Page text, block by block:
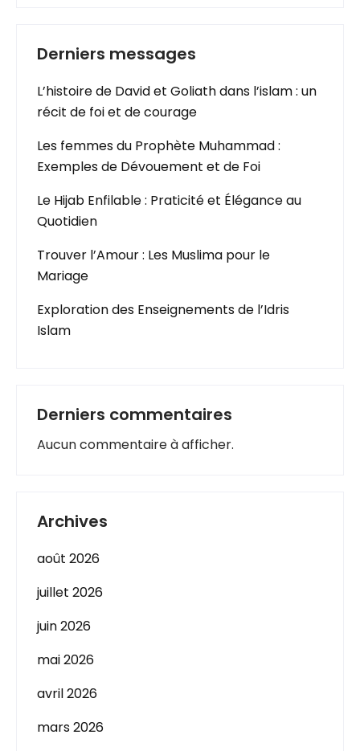
Derniers messages
L’histoire de David et Goliath dans l’islam : un
récit de foi et de courage
Les femmes du Prophète Muhammad :
Exemples de Dévouement et de Foi
Le Hijab Enfilable : Praticité et Élégance au
Quotidien
Trouver l’Amour : Les Muslima pour le
Mariage
Exploration des Enseignements de l’Idris
Islam
Derniers commentaires
Aucun commentaire à afficher.
Archives
août 2026
juillet 2026
juin 2026
mai 2026
avril 2026
mars 2026